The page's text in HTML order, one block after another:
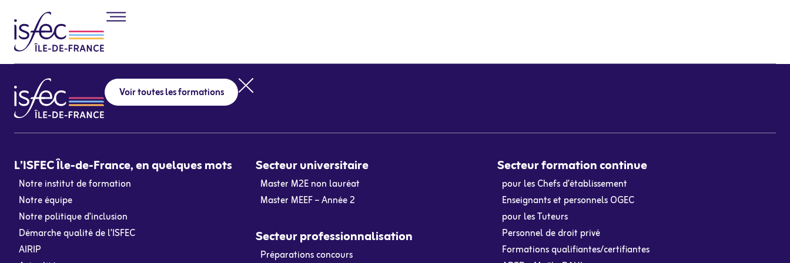
Voir toutes les formations
L’ISFEC Île-de-France, en quelques mots
Notre institut de formation
Notre équipe
Notre politique d’inclusion
Démarche qualité de l’ISFEC
AIRIP
Secteur universitaire
Master M2E non lauréat
Master MEEF – Année 2
Secteur professionnalisation
Préparations concours
Secteur formation continue
pour les Chefs d’établissement
Enseignants et personnels OGEC
pour les Tuteurs
Personnel de droit privé
Formations qualifiantes/certifiantes